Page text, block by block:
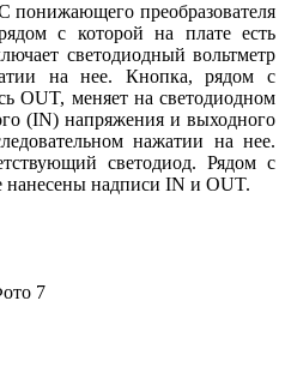
понижающего преобразователя
с которой на плате есть
светодиодный вольтметр
на нее. Кнопка, рядом с
OUT, меняет на светодиодном
(IN) напряжения и выходного
нажатии на нее.
светодиод. Рядом с
нанесены надписи IN и OUT.
7